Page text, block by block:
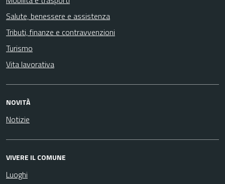
Salute, benessere e assistenza
Tributi, finanze e contravvenzioni
Turismo
Vita lavorativa
NOVITÀ
Notizie
VIVERE IL COMUNE
Luoghi